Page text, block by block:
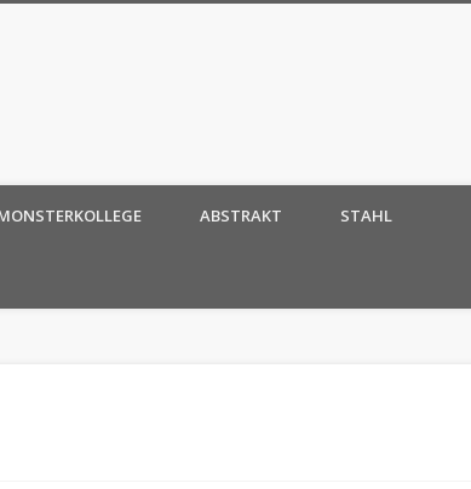
ABSTRAKT STAHL